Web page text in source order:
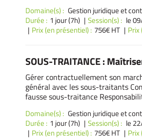
Domaine(s) : Gestion juridique et
Durée : 1 jour (7h) Session(s) : le
Prix (en présentiel) : 756€ HT Prix
SOUS-TRAITANCE :
Gérer contractuellement son
général avec les sous-traitants
fausse sous-traitance
Domaine(s) : Gestion juridique et
Durée : 1 jour (7h) Session(s) : le
Prix (en présentiel) : 756€ HT Prix